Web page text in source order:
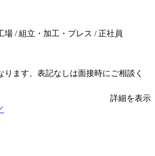
場 / 組立・加工・プレス / 正社員
ます、表記なしは面接時にご相談く
詳細を表示